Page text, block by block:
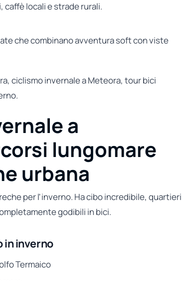
caffè locali e strade rurali.
che combinano avventura soft con viste
ciclismo invernale a Meteora, tour bici
a
lungomare
urbana
per l'inverno. Ha cibo incredibile, quartieri
godibili in bici.
in inverno
Termaico